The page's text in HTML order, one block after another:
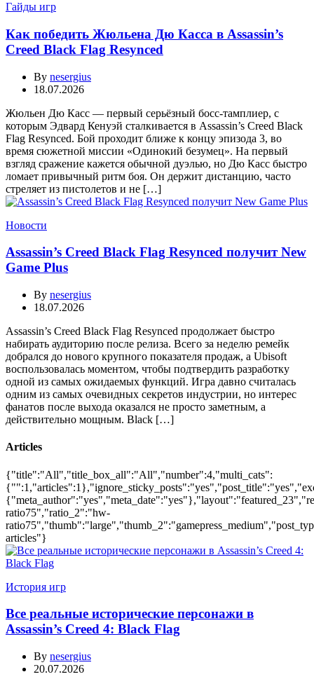
Гайды игр
Как победить Жюльена Дю Касса в Assassin’s
Creed Black Flag Resynced
By nesergius
18.07.2026
Жюльен Дю Касс — первый серьёзный босс-тамплиер, с
которым Эдвард Кенуэй сталкивается в Assassin’s Creed Black
Flag Resynced. Бой проходит ближе к концу эпизода 3, во
время сюжетной миссии «Одинокий безумец». На первый
взгляд сражение кажется обычной дуэлью, но Дю Касс быстро
ломает привычный ритм боя. Он держит дистанцию, часто
стреляет из пистолетов и не […]
Новости
Assassin’s Creed Black Flag Resynced получит New
Game Plus
By nesergius
18.07.2026
Assassin’s Creed Black Flag Resynced продолжает быстро
набирать аудиторию после релиза. Всего за неделю ремейк
добрался до нового крупного показателя продаж, а Ubisoft
воспользовалась моментом, чтобы подтвердить разработку
одной из самых ожидаемых функций. Игра давно считалась
одним из самых очевидных секретов индустрии, но интерес
фанатов после выхода оказался не просто заметным, а
действительно мощным. Black […]
Articles
{"title":"All","title_box_all":"All","number":4,"multi_cats":
ratio75","ratio_2":"hw-
articles"}
История игр
Все реальные исторические персонажи в
Assassin’s Creed 4: Black Flag
By nesergius
20.07.2026